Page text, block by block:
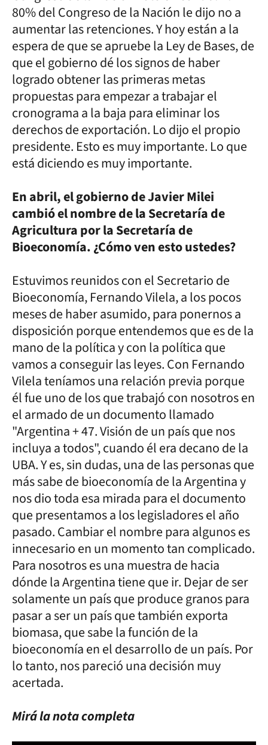
80% del Congreso de la Nación le dijo no a
aumentar las retenciones. Y hoy están a la
espera de que se apruebe la Ley de Bases, de
que el gobierno dé los signos de haber
logrado obtener las primeras metas
propuestas para empezar a trabajar el
cronograma a la baja para eliminar los
derechos de exportación. Lo dijo el propio
presidente. Esto es muy importante. Lo que
está diciendo es muy importante.
En abril, el gobierno de Javier Milei
cambió el nombre de la Secretaría de
Agricultura por la Secretaría de
Bioeconomía. ¿Cómo ven esto ustedes?
Estuvimos reunidos con el Secretario de
Bioeconomía, Fernando Vilela, a los pocos
meses de haber asumido, para ponernos a
disposición porque entendemos que es de la
mano de la política y con la política que
vamos a conseguir las leyes. Con Fernando
Vilela teníamos una relación previa porque
él fue uno de los que trabajó con nosotros en
el armado de un documento llamado
"Argentina + 47. Visión de un país que nos
incluya a todos", cuando él era decano de la
UBA. Y es, sin dudas, una de las personas que
más sabe de bioeconomía de la Argentina y
nos dio toda esa mirada para el documento
que presentamos a los legisladores el año
pasado. Cambiar el nombre para algunos es
innecesario en un momento tan complicado.
Para nosotros es una muestra de hacia
dónde la Argentina tiene que ir. Dejar de ser
solamente un país que produce granos para
pasar a ser un país que también exporta
biomasa, que sabe la función de la
bioeconomía en el desarrollo de un país. Por
lo tanto, nos pareció una decisión muy
acertada.
Mirá la nota completa